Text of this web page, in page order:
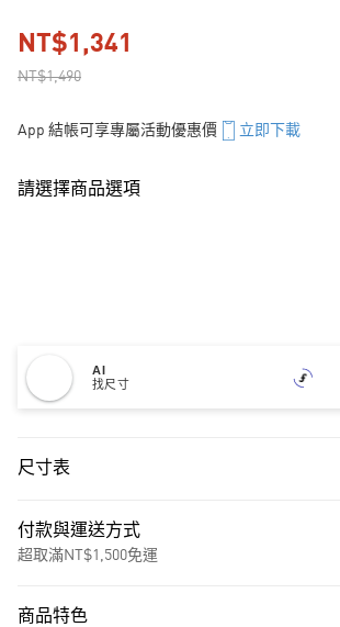
NT$1,490
NT$1,341
App 結帳可享專屬活動優惠價 立即下載
請選擇商品選項
AI
找尺寸
尺寸表
付款與運送方式
超取滿NT$1,500免運
商品特色